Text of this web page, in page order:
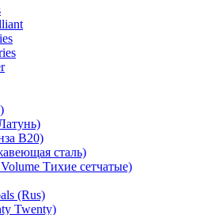
B20)
сталь)
Тихие сетчатые)
(Rus)
Twenty)